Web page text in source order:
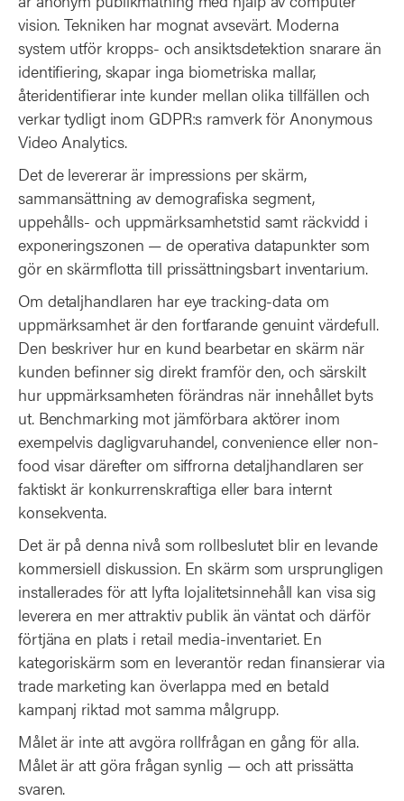
vision. Tekniken har mognat avsevärt. Moderna
system utför kropps- och ansiktsdetektion snarare än
identifiering, skapar inga biometriska mallar,
återidentifierar inte kunder mellan olika tillfällen och
verkar tydligt inom GDPR:s ramverk för Anonymous
Video Analytics.
Det de levererar är impressions per skärm,
sammansättning av demografiska segment,
uppehålls- och uppmärksamhetstid samt räckvidd i
exponeringszonen — de operativa datapunkter som
gör en skärmflotta till prissättningsbart inventarium.
Om detaljhandlaren har eye tracking-data om
uppmärksamhet är den fortfarande genuint värdefull.
Den beskriver hur en kund bearbetar en skärm när
kunden befinner sig direkt framför den, och särskilt
hur uppmärksamheten förändras när innehållet byts
ut. Benchmarking mot jämförbara aktörer inom
exempelvis dagligvaruhandel, convenience eller non-
food visar därefter om siffrorna detaljhandlaren ser
faktiskt är konkurrenskraftiga eller bara internt
konsekventa.
Det är på denna nivå som rollbeslutet blir en levande
kommersiell diskussion. En skärm som ursprungligen
installerades för att lyfta lojalitetsinnehåll kan visa sig
leverera en mer attraktiv publik än väntat och därför
förtjäna en plats i retail media-inventariet. En
kategoriskärm som en leverantör redan finansierar via
trade marketing kan överlappa med en betald
kampanj riktad mot samma målgrupp.
Målet är inte att avgöra rollfrågan en gång för alla.
Målet är att göra frågan synlig — och att prissätta
svaren.